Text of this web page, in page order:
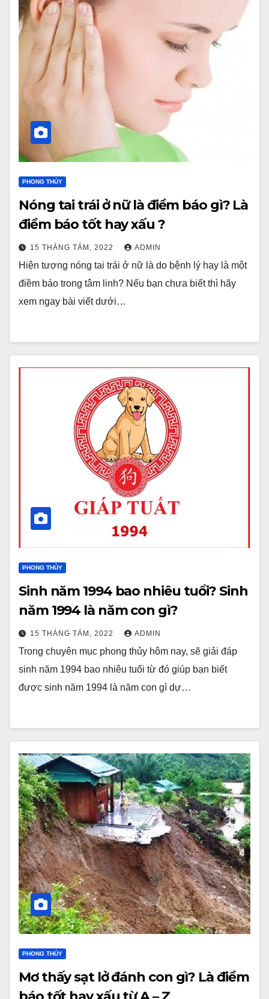
PHONG THỦY
Nóng tai trái ở nữ là điềm báo gì? Là
điềm báo tốt hay xấu ?
15 THÁNG TÁM, 2022 ADMIN
Hiện tượng nóng tai trái ở nữ là do bệnh lý hay là một
điềm báo trong tâm linh? Nếu bạn chưa biết thì hãy
xem ngay bài viết dưới…
PHONG THỦY
Sinh năm 1994 bao nhiêu tuổi? Sinh
năm 1994 là năm con gì?
15 THÁNG TÁM, 2022 ADMIN
Trong chuyên mục phong thủy hôm nay, sẽ giải đáp
sinh năm 1994 bao nhiêu tuổi từ đó giúp bạn biết
được sinh năm 1994 là năm con gì dự…
PHONG THỦY
Mơ thấy sạt lở đánh con gì? Là điềm